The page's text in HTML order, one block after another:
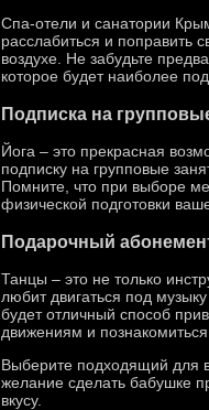
Спа-отели и санатории
расслабиться и поправить
воздухе. Не забудьте
которое будет наиболее
Подписка на
Йога – это прекрасная
подписку на групповые
Помните, что при выборе
физической подготовки
Подарочный
Танцы – это не только
любит двигаться под
будет отличный способ
движениям и
Выберите подходящий для
желание сделать бабушке
вкусу.